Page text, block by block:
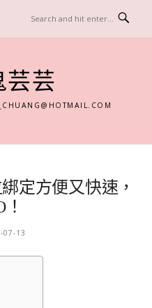
芸芸
定方便又快速，
07-13